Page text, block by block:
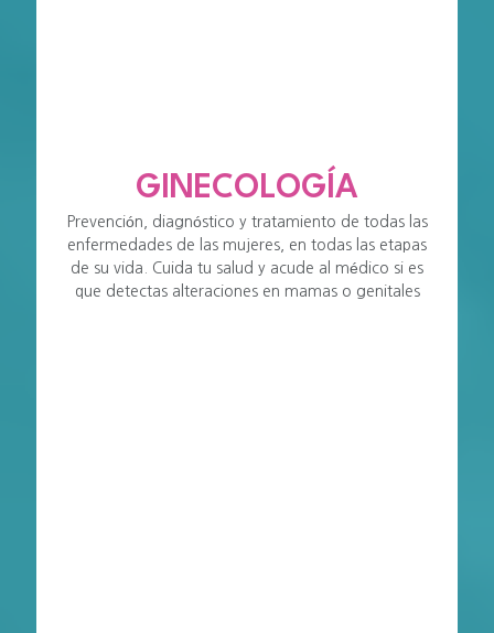
GINECOLOGÍA
Prevención, diagnóstico y tratamiento de todas las
enfermedades de las mujeres, en todas las etapas
de su vida. Cuida tu salud y acude al médico si es
que detectas alteraciones en mamas o genitales